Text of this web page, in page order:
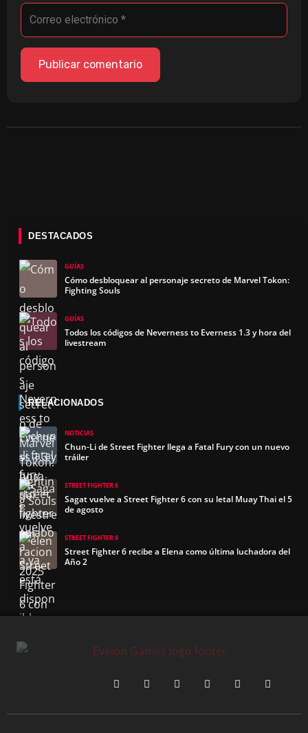
DESTACADOS
GUÍAS
Cómo desbloquear al personaje secreto de Marvel Tokon:
Fighting Souls
GUÍAS
Todos los códigos de Neverness to Everness 1.3 y hora del
livestream
RELACIONADOS
NOTICIAS
Chun-Li de Street Fighter llega a Fatal Fury con un nuevo
tráiler
STREET FIGHTER 6
Sagat vuelve a Street Fighter 6 con su letal Muay Thai el 5
de agosto
STREET FIGHTER 6
Street Fighter 6 recibe a Elena como última luchadora del
Año 2